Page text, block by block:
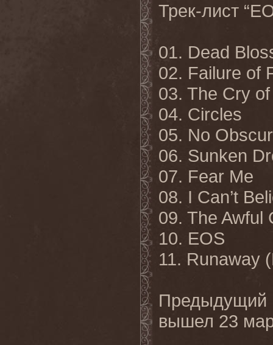
Трек-лист
01. Dead
02. Failure of
03. The Cry
04. Circles
05. No
06. Sunken
07. Fear Me
08. I Can’t
09. The Awful
10. EOS
11. Runaway
Предыдущий
вышел 23